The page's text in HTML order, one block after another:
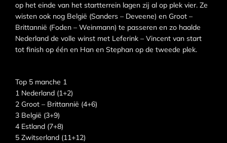
op het einde van het startterrein lagen zij al op plek vier. Ze
wisten ook nog België (Sanders – Deveene) en Groot –
Brittannië (Foden – Weinmann) te passeren en zo haalde
Nederland de volle winst met Leferink – Vincent van start
tot finish op één en Han en Stephan op de tweede plek.
Top 5 manche 1
1 Nederland (1+2)
2 Groot – Brittannië (4+6)
3 België (3+9)
4 Estland (7+8)
5 Zwitserland (11+12)